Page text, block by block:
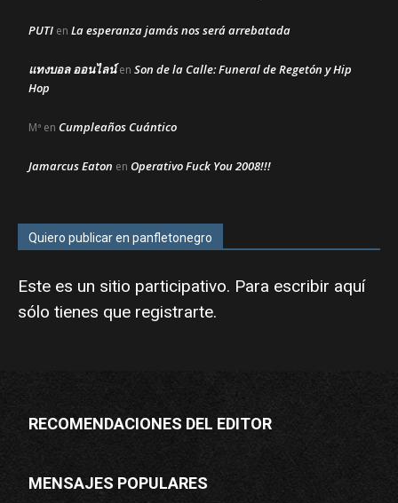
PUTI en La esperanza jamás nos será arrebatada
แทงบอล ออนไลน์en Son de la Calle: Funeral de Regetón y Hip
Hop
Mª en Cumpleaños Cuántico
Jamarcus Eaton en Operativo Fuck You 2008!!!
Quiero publicar en panfletonegro
Este es un sitio participativo. Para escribir aquí
sólo tienes que registrarte.
RECOMENDACIONES DEL EDITOR
MENSAJES POPULARES